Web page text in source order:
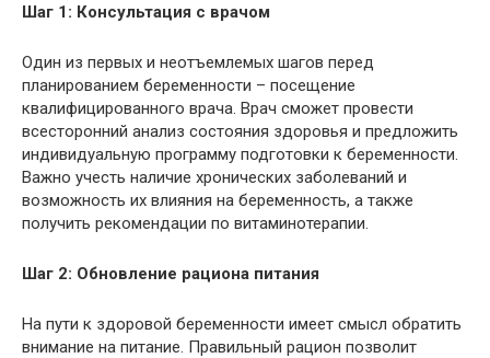
Шаг 1: Консультация с врачом
Один из первых и неотъемлемых шагов перед
планированием беременности – посещение
квалифицированного врача. Врач сможет провести
всесторонний анализ состояния здоровья и предложить
индивидуальную программу подготовки к беременности.
Важно учесть наличие хронических заболеваний и
возможность их влияния на беременность, а также
получить рекомендации по витаминотерапии.
Шаг 2: Обновление рациона питания
На пути к здоровой беременности имеет смысл обратить
внимание на питание. Правильный рацион позволит